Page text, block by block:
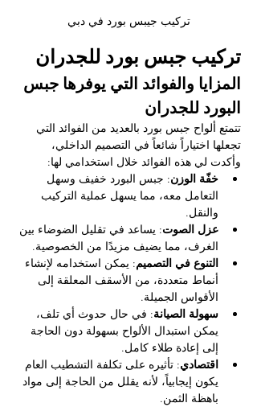
تركيب جيبس بورد في دبي
تركيب جبس بورد للجدران
المزايا والفوائد التي يوفرها جبس
البورد للجدران
تتمتع ألواح جبس بورد بالعديد من الفوائد التي
تجعلها اختياراً شائعاً في التصميم الداخلي،
وأكدت لي هذه الفوائد خلال استخدامي لها:
خفّة الوزن: جبس البورد خفيف وسهل
التعامل معه، مما يسهل عملية التركيب
والنقل.
عزل الصوت: يساعد في تقليل الضوضاء بين
الغرف، مما يضيف مزيدًا من الخصوصية.
التنوع في التصميم: يمكن استخدامه لإنشاء
أنماط متعددة، من الأسقف المعلقة إلى
الأقواس الجميلة.
سهولة الصيانة: في حال حدوث أي تلف،
يمكن استبدال الألواح بسهولة دون الحاجة
إلى إعادة طلاء كامل.
اقتصادي: تأثيره على تكلفة التشطيب العام
يكون إيجابياً، لأنه يقلل من الحاجة إلى مواد
باهظة الثمن.